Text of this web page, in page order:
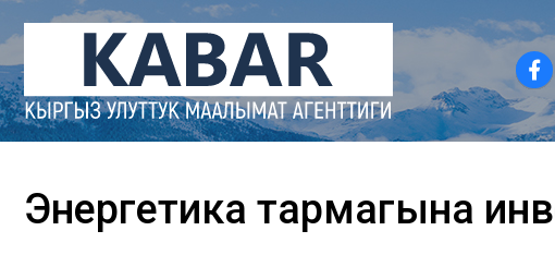
Энергетика тармагына